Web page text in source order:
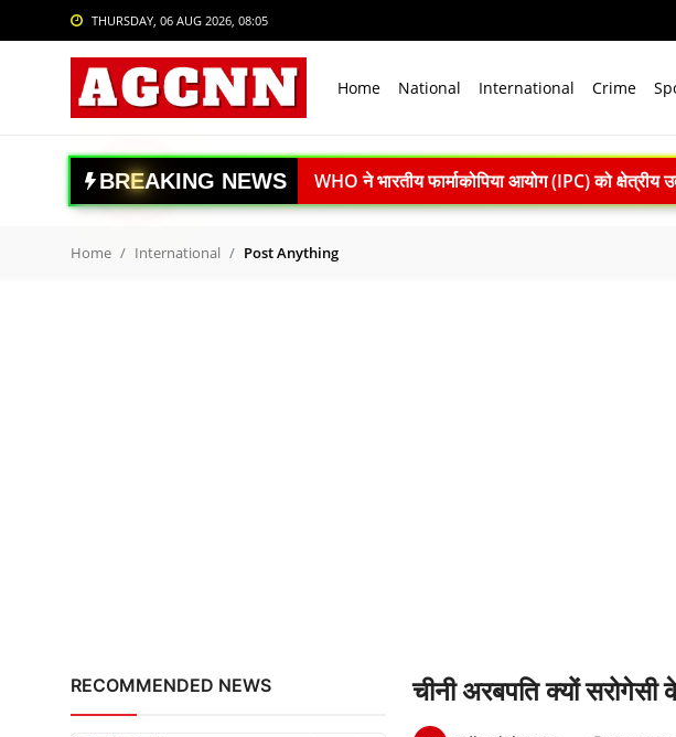
THURSDAY, 06 AUG 2026, 08:05
Home National International Crime
Login Register
National
International
Business
BREAKING NEWS
महाराष्ट्र में DRI की बड़ी कार्रवाई: सातारा में अवैध
El Niño Alert: फरवरी 2027 तक सक्रिय रह सकता है
दिल्ली में 14 मंजिला रोबोटिक मल्टीलेवल कार पार्किंग
Home International Post Anything
RECOMMENDED NEWS चीनी अरबपति क्यों